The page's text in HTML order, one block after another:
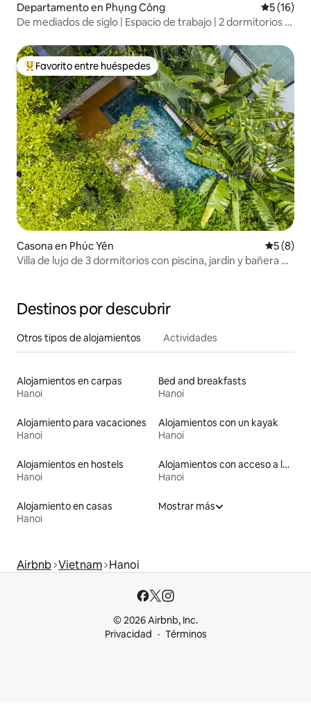
Departamento en Phụng Công
5 (16)
De mediados de siglo | Espacio de trabajo | 2 dormitorios |
Favorito entre los huéspedes más destacados
Favorito entre huéspedes
Casona en Phúc Yên
5 (8)
Villa de lujo de 3 dormitorios con piscina, jardín y bañera en
Destinos por descubrir
Otros tipos de alojamientos Actividades
Alojamientos en carpas
Hanoi
Bed and breakfasts
Hanoi
Alojamiento para vacaciones
Hanoi
Alojamientos con un kayak
Hanoi
Alojamientos en hostels
Hanoi
Alojamientos con acceso a la playa
Hanoi
Alojamiento en casas
Hanoi
Mostrar más
Airbnb Vietnam Hanoi
© 2026 Airbnb, Inc.
Privacidad
Términos